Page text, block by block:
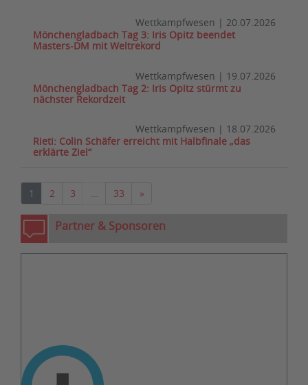
Wettkampfwesen | 20.07.2026
Mönchengladbach Tag 3: Iris Opitz beendet
Masters-DM mit Weltrekord
Wettkampfwesen | 19.07.2026
Mönchengladbach Tag 2: Iris Opitz stürmt zu
nächster Rekordzeit
Wettkampfwesen | 18.07.2026
Rieti: Colin Schäfer erreicht mit Halbfinale „das
erklärte Ziel“
1 2 3 … 33 »Nächste
Partner & Sponsoren